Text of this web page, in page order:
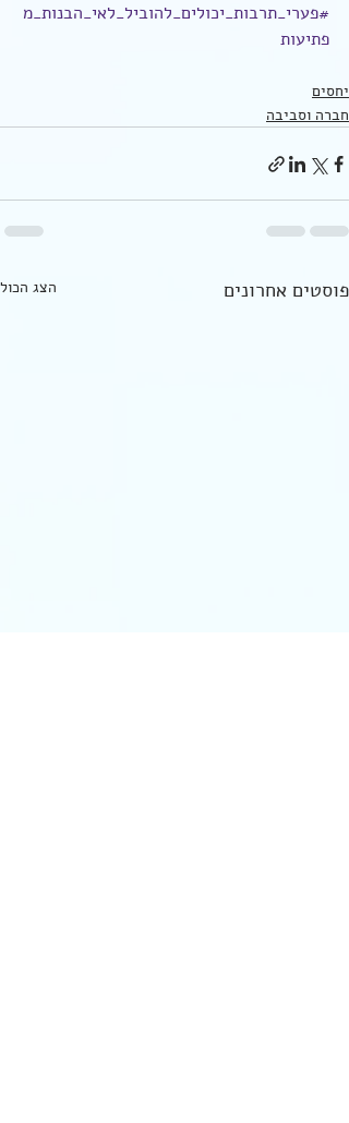
#פערי_תרבות_יכולים_להוביל_לאי_הבנות_מ
פתיעות
יחסים
חברה וסביבה
פוסטים אחרונים הצג הכול